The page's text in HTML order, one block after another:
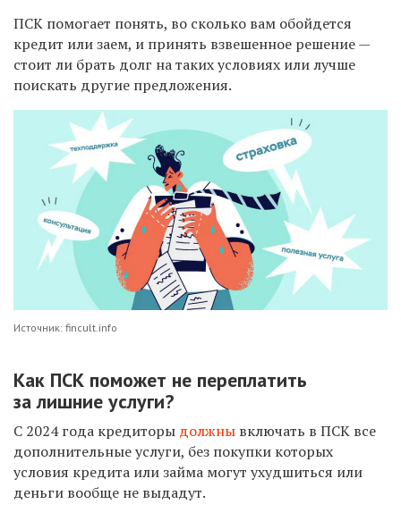
ПСК помогает понять, во сколько вам обойдется
кредит или заем, и принять взвешенное решение —
стоит ли брать долг на таких условиях или лучше
поискать другие предложения.
Источник: fincult.info
Как ПСК поможет не переплатить
за лишние услуги?
С 2024 года кредиторы должны включать в ПСК все
дополнительные услуги, без покупки которых
условия кредита или займа могут ухудшиться или
деньги вообще не выдадут.